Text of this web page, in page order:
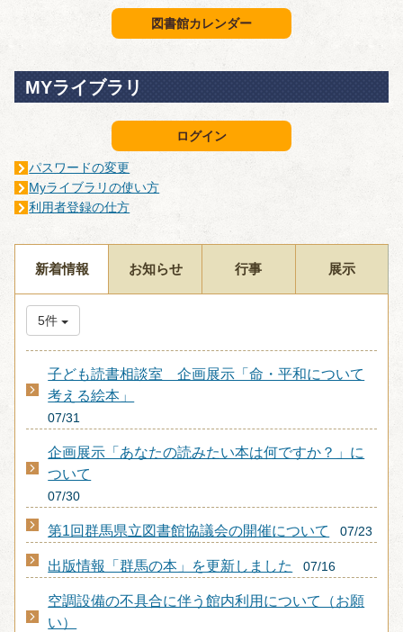
MYライブラリ
ログイン
パスワードの変更
Myライブラリの使い方
利用者登録の仕方
図書館カレンダー
新着情報 お知らせ 行事 展示
5件
子ども読書相談室 企画展示「命・平和について
考える絵本」
07/31
企画展示「あなたの読みたい本は何ですか？」に
ついて
07/30
第1回群馬県立図書館協議会の開催について 07/23
出版情報「群馬の本」を更新しました 07/16
空調設備の不具合に伴う館内利用について（お願
い）